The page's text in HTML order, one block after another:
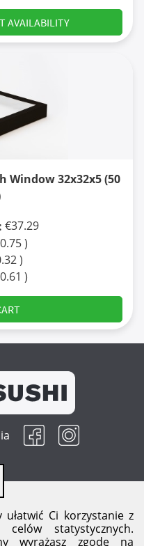
AVAILABILITY
Window 32x32x5 (50
€37.29
)
)
)
Ci korzystanie z
statystycznych.
wyrażasz zgodę na